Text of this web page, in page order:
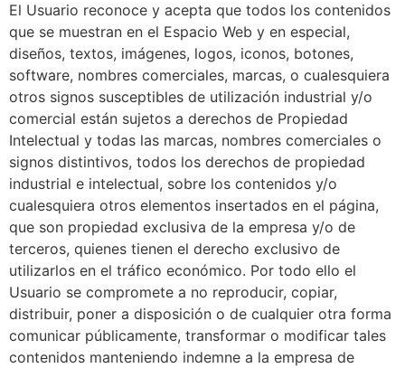
El Usuario reconoce y acepta que todos los contenidos
que se muestran en el Espacio Web y en especial,
diseños, textos, imágenes, logos, iconos, botones,
software, nombres comerciales, marcas, o cualesquiera
otros signos susceptibles de utilización industrial y/o
comercial están sujetos a derechos de Propiedad
Intelectual y todas las marcas, nombres comerciales o
signos distintivos, todos los derechos de propiedad
industrial e intelectual, sobre los contenidos y/o
cualesquiera otros elementos insertados en el página,
que son propiedad exclusiva de la empresa y/o de
terceros, quienes tienen el derecho exclusivo de
utilizarlos en el tráfico económico. Por todo ello el
Usuario se compromete a no reproducir, copiar,
distribuir, poner a disposición o de cualquier otra forma
comunicar públicamente, transformar o modificar tales
contenidos manteniendo indemne a la empresa de